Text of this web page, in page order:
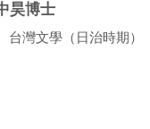
昊博士
灣文學（日治時期）